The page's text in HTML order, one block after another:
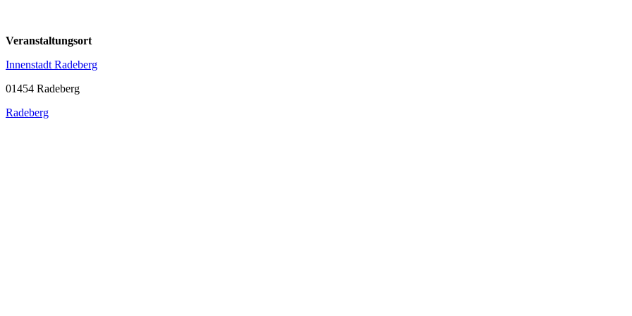
Veranstaltungsort
Innenstadt Radeberg
01454 Radeberg
Radeberg